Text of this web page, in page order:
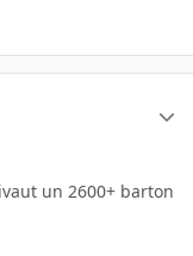
un 2600+ barton